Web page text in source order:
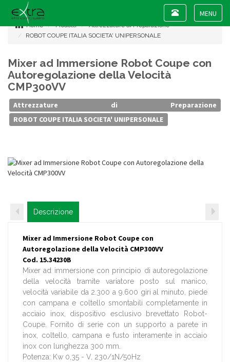
Toggle
Toggle
navigation
Home Prodotti
Attrezzature di Preparazione
ROBOT COUPE ITALIA SOCIETA' UNIPERSONALE
Mixer ad Immersione Robot Coupe con
Autoregolazione della Velocità
CMP300VV
Attrezzature di Preparazione
ROBOT COUPE ITALIA SOCIETA' UNIPERSONALE
Descrizione
Mixer ad Immersione Robot Coupe con
Autoregolazione della Velocità CMP300VV
Cod. 15.34230B
Mixer ad immersione con principio di autoregolazione
della velocità tramite variatore posto sul manico,
velocità variabile da 2.300 a 9.600 giri al minuto, piede
con campana e coltello smontabili completamente in
acciaio inox, dispositivo esclusivo brevettato Robot-
Coupe. Fornito di serie con un supporto a parete in
inox, coltello, campana e fusto interamente in acciaio
inox con lunghezza 300 mm.
Potenza: Kw 0,35 - V. 230/1N/50Hz